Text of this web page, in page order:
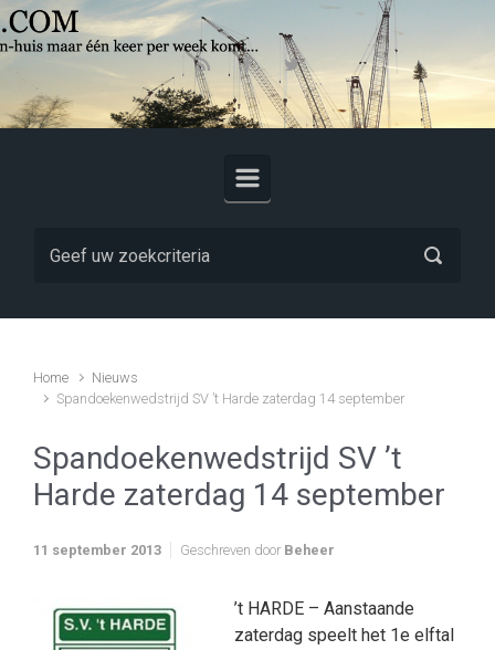
Skip to main content
Home
Nieuws
Spandoekenwedstrijd SV ’t Harde zaterdag 14 september
Spandoekenwedstrijd SV ’t
Harde zaterdag 14 september
11 september 2013 Geschreven door Beheer
’t HARDE – Aanstaande
zaterdag speelt het 1e elftal